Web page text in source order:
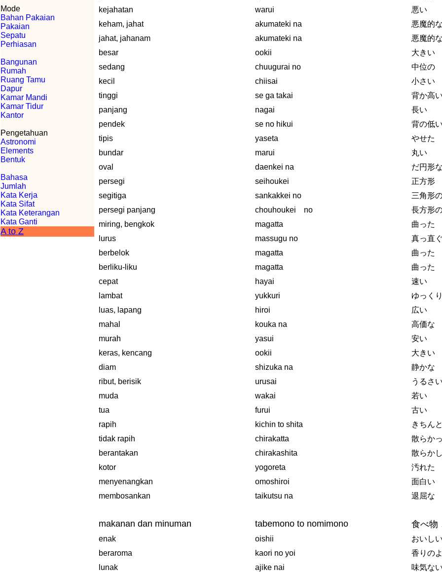
Mode
Bahan Pakaian
Pakaian
Sepatu
Perhiasan
Bangunan
Rumah
Ruang Tamu
Dapur
Kamar Mandi
Kamar Tidur
Kantor
Pengetahuan
Astronomi
Elements
Bentuk
Bahasa
Jumlah
Kata Kerja
Kata Sifat
Kata Keterangan
Kata Ganti
A to Z
kejahatan
warui
悪い
keham, jahat
akumateki na
悪魔的な
jahat, jahanam
akumateki na
悪魔的な
besar
ookii
大きい
sedang
chuugurai no
中位の
kecil
chiisai
小さい
tinggi
se ga takai
背か高い
panjang
nagai
長い
pendek
se no hikui
背の低い
tipis
yaseta
やせた
bundar
marui
丸い
oval
daenkei na
だ円形な
persegi
seihoukei
正方形
segitiga
sankakkei no
三角形
persegi panjang
chouhoukei no
長方形
miring, bengkok
magatta
曲った
lurus
massugu no
真っ直
berbelok
magatta
曲った
berliku-liku
magatta
曲った
cepat
hayai
速い
lambat
yukkuri
ゆっくり
luas, lapang
hiroi
広い
mahal
kouka na
高価な
murah
yasui
安い
keras, kencang
ookii
大きい
diam
shizuka na
静かな
ribut, berisik
urusai
うるさい
muda
wakai
若い
tua
furui
古い
rapih
kichin to shita
きちん
tidak rapih
chirakatta
散らか
berantakan
chirakashita
散らか
kotor
yogoreta
汚れた
menyenangkan
omoshiroi
面白い
membosankan
taikutsu na 退屈な
makanan dan minuman tabemono to nomimono 食べ
enak oishii
おいしい
beraroma
kaori no yoi
香りの
lunak
ajike nai
味気ない